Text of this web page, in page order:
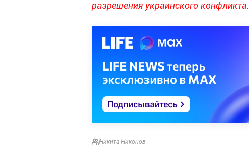
разрешения украинского конфликта.
Никита Никонов